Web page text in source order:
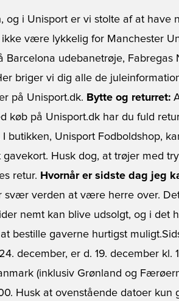
og i Unisport er vi stolte af at have
være lykkelig for Manchester
Barcelona udebanetrøje,
briger vi dig alle de
på Unisport.dk. Bytte og returret:
køb på Unisport.dk har du fuld
butikken, Unisport Fodboldshop,
gavekort. Husk dog, at trøjer med
retur. Hvornår er sidste dag jeg
svær verden at være herre over.
nemt kan blive udsolgt, og i det
bestille gaverne hurtigst
december, er d. 19. december kl.
(inklusiv Grønland og
Husk at ovenstående datoer